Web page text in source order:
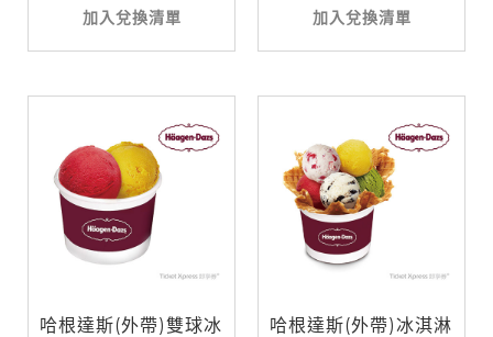
加入兌換清單 加入兌換清單
哈根達斯(外帶)雙球冰
哈根達斯(外帶)冰淇淋